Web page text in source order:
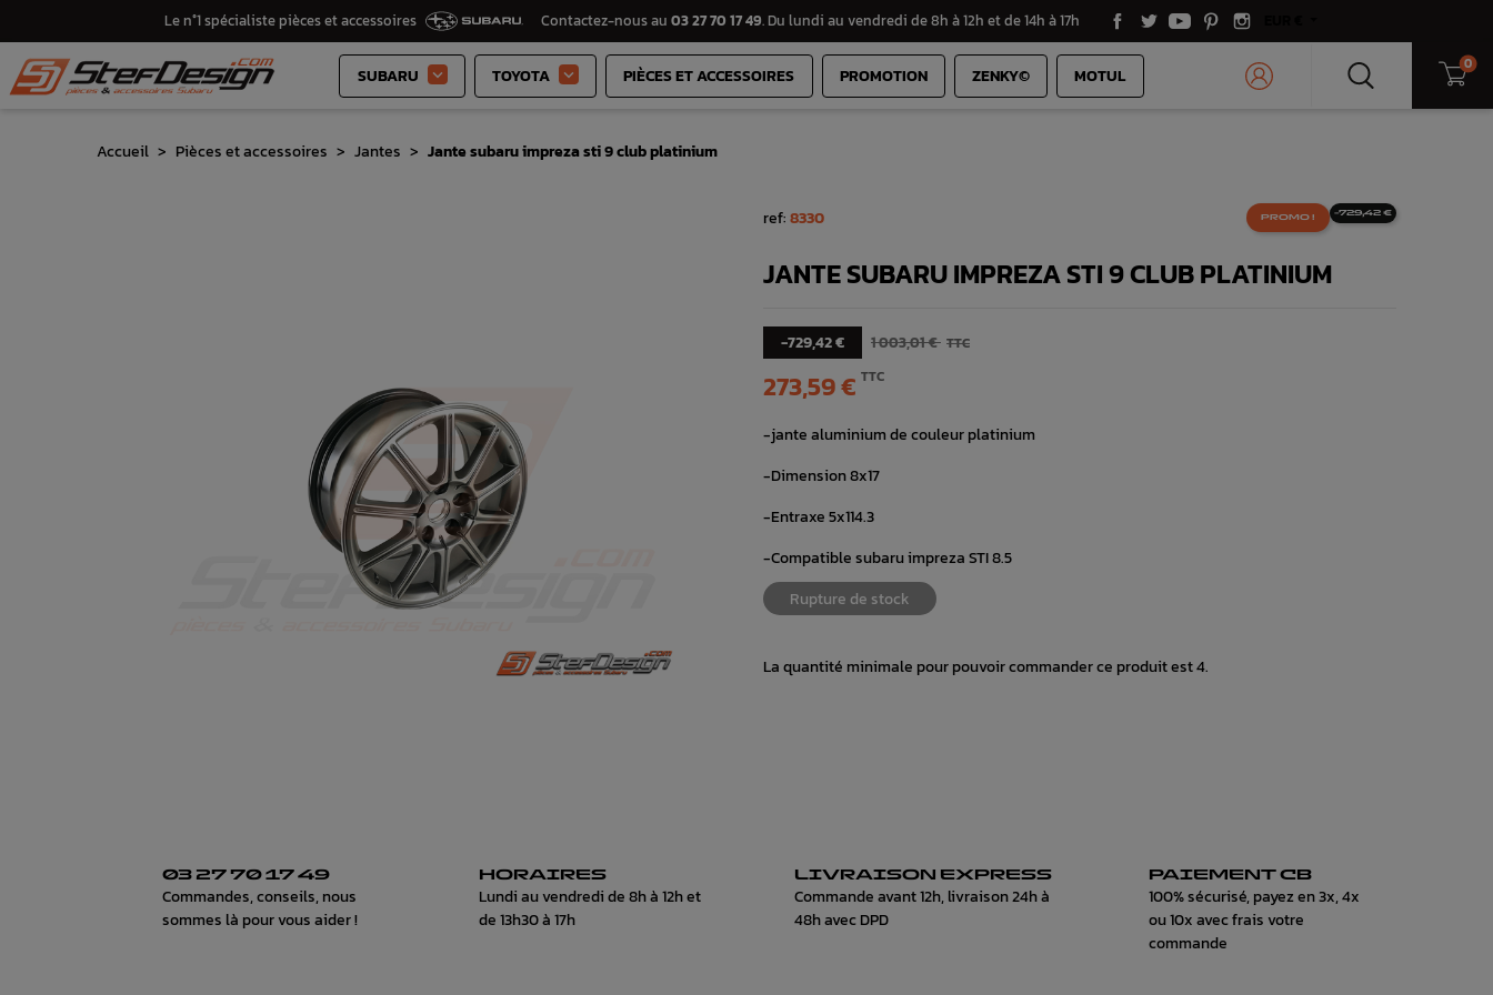
Le n°1 spécialiste pièces et accessoires Contactez-nous au 03 27 70 17 49. Du lundi au vendredi de 8h à 12h et de 14h à 17h
SUBARU  TOYOTA  PIÈCES ET ACCESSOIRES PROMOTION ZENKY© MOTUL 0
Accueil Pièces et accessoires Jantes Jante subaru impreza sti 9 club platinium
ref:8330 PROMO ! -729,42 €
JANTE SUBARU IMPREZA STI 9 CLUB PLATINIUM
-729,42 € 1 003,01 € TTC
273,59 € TTC
-jante aluminium de couleur platinium
-Dimension 8x17
-Entraxe 5x114.3
-Compatible subaru impreza STI 8.5
Rupture de stock
La quantité minimale pour pouvoir commander ce produit est 4.
03 27 70 17 49
Commandes, conseils, nous
sommes là pour vous aider !
HORAIRES
Lundi au vendredi de 8h à 12h et
de 13h30 à 17h
LIVRAISON EXPRESS
Commande avant 12h, livraison 24h à
48h avec DPD
PAIEMENT CB
100% sécurisé, payez en 3x, 4x
ou 10x avec frais votre
commande